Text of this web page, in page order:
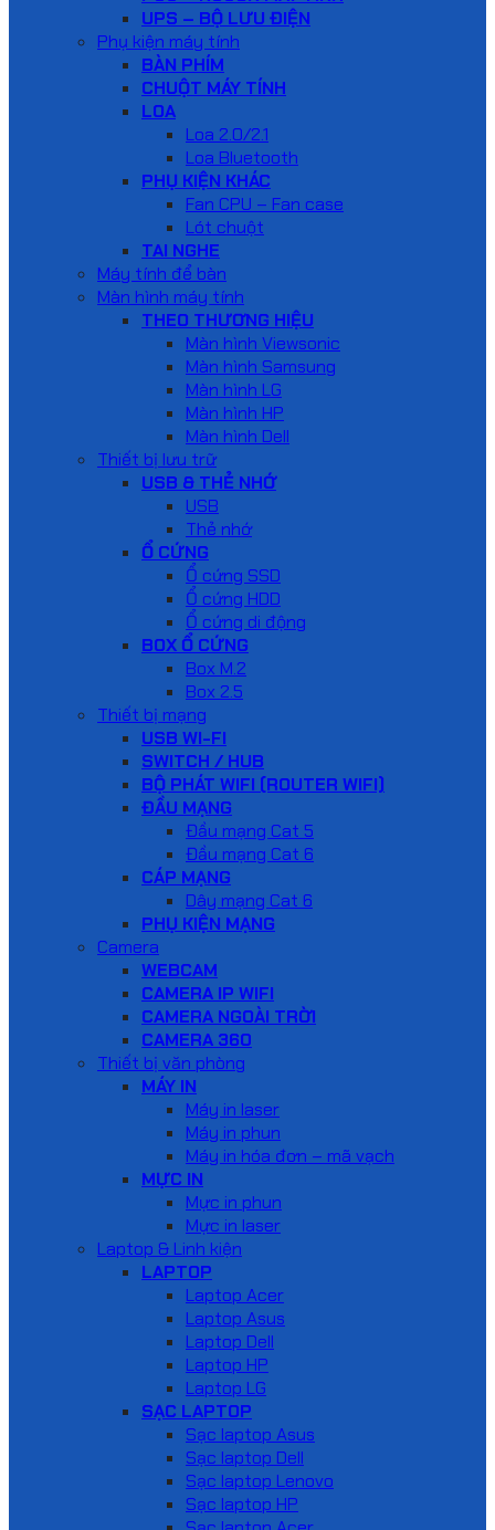
UPS – BỘ LƯU ĐIỆN
Phụ kiện máy tính
BÀN PHÍM
CHUỘT MÁY TÍNH
LOA
Loa 2.0/2.1
Loa Bluetooth
PHỤ KIỆN KHÁC
Fan CPU – Fan case
Lót chuột
TAI NGHE
Máy tính để bàn
Màn hình máy tính
THEO THƯƠNG HIỆU
Màn hình Viewsonic
Màn hình Samsung
Màn hình LG
Màn hình HP
Màn hình Dell
Thiết bị lưu trữ
USB & THẺ NHỚ
USB
Thẻ nhớ
Ổ CỨNG
Ổ cứng SSD
Ổ cứng HDD
Ổ cứng di động
BOX Ổ CỨNG
Box M.2
Box 2.5
Thiết bị mạng
USB WI-FI
SWITCH / HUB
BỘ PHÁT WIFI (ROUTER WIFI)
ĐẦU MẠNG
Đầu mạng Cat 5
Đầu mạng Cat 6
CÁP MẠNG
Dây mạng Cat 6
PHỤ KIỆN MẠNG
Camera
WEBCAM
CAMERA IP WIFI
CAMERA NGOÀI TRỜI
CAMERA 360
Thiết bị văn phòng
MÁY IN
Máy in laser
Máy in phun
Máy in hóa đơn – mã vạch
MỰC IN
Mực in phun
Mực in laser
Laptop & Linh kiện
LAPTOP
Laptop Acer
Laptop Asus
Laptop Dell
Laptop HP
Laptop LG
SẠC LAPTOP
Sạc laptop Asus
Sạc laptop Dell
Sạc laptop Lenovo
Sạc laptop HP